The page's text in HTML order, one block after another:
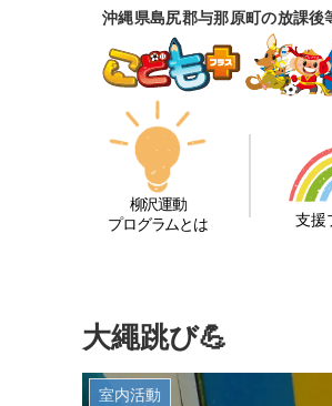
沖縄県島尻郡与那原町の放課
柳沢運動
プログラムとは
支援
大繩跳び💪
室内活動